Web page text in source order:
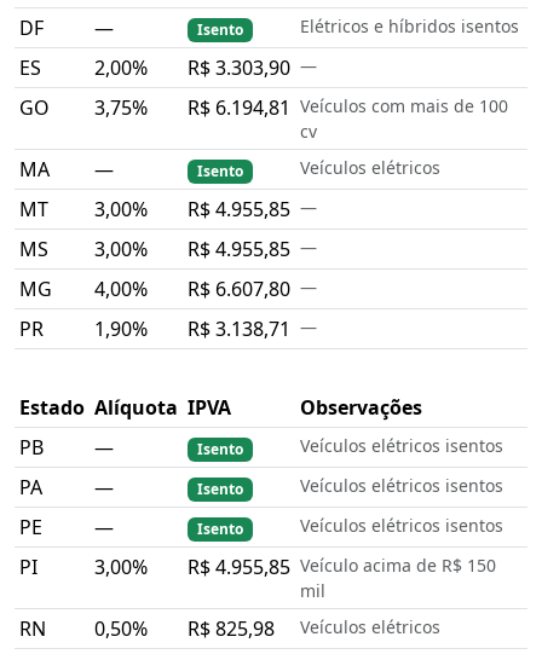
DF
— Isento Elétricos e híbridos isentos
ES 2,00% R$ 3.303,90 —
GO 3,75% R$ 6.194,81 Veículos com mais de 100
cv
MA — Isento Veículos elétricos
MT 3,00% R$ 4.955,85 —
MS 3,00% R$ 4.955,85 —
MG 4,00% R$ 6.607,80 —
PR 1,90% R$ 3.138,71 —
Estado Alíquota IPVA
Observações
PB
— Isento Veículos elétricos isentos
PA — Isento Veículos elétricos isentos
PE — Isento Veículos elétricos isentos
PI 3,00% R$ 4.955,85 Veículo acima de R$ 150
mil
RN 0,50% R$ 825,98 Veículos elétricos